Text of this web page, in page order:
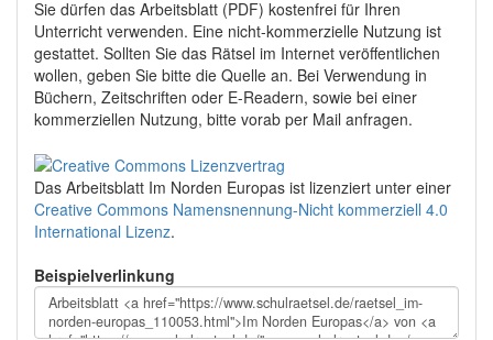
Sie dürfen das Arbeitsblatt (PDF) kostenfrei für Ihren
Unterricht verwenden. Eine nicht-kommerzielle Nutzung ist
gestattet. Sollten Sie das Rätsel im Internet veröffentlichen
wollen, geben Sie bitte die Quelle an. Bei Verwendung in
Büchern, Zeitschriften oder E-Readern, sowie bei einer
kommerziellen Nutzung, bitte vorab per Mail anfragen.
Das Arbeitsblatt Im Norden Europas ist lizenziert unter einer
Creative Commons Namensnennung-Nicht kommerziell 4.0
International Lizenz.
Beispielverlinkung